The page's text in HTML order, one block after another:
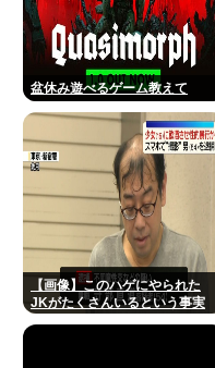
盆休み遊べるゲーム教えて
【画像】このハゲにやられた
JKがたくさんいるという事実